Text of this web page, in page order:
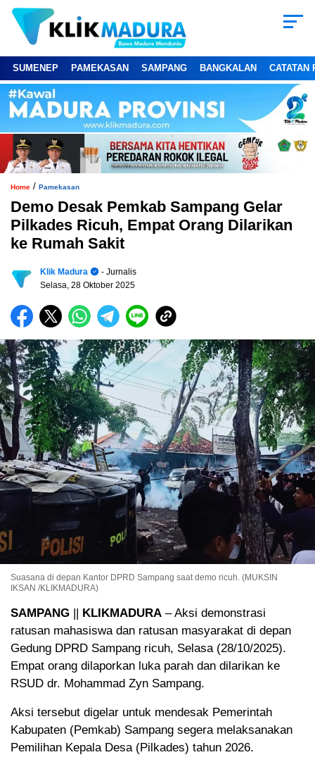
SUMENEP PAMEKASAN SAMPANG BANGKALAN CATATAN
Home / Pamekasan
Demo Desak Pemkab Sampang Gelar
Pilkades Ricuh, Empat Orang Dilarikan
ke Rumah Sakit
Klik Madura
- Jurnalis
Selasa, 28 Oktober 2025
Suasana di depan Kantor DPRD Sampang saat demo ricuh. (MUKSIN
IKSAN /KLIKMADURA)
SAMPANG KLIKMADURA – Aksi demonstrasi
ratusan mahasiswa dan ratusan masyarakat di depan
Gedung DPRD Sampang ricuh, Selasa (28/10/2025).
Empat orang dilaporkan luka parah dan dilarikan ke
RSUD dr. Mohammad Zyn Sampang.
Aksi tersebut digelar untuk mendesak Pemerintah
Kabupaten (Pemkab) Sampang segera melaksanakan
Pemilihan Kepala Desa (Pilkades) tahun 2026.